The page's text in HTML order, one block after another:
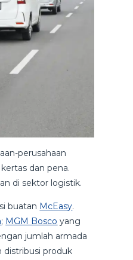
perusahaan
dan pena.
di sektor logistik.
buatan McEasy.
; MGM Bosco yang
jumlah armada
distribusi produk